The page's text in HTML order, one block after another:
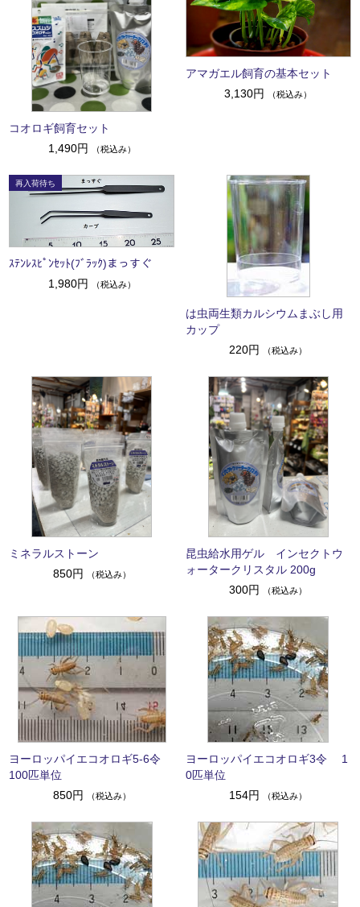
コオロギ飼育セット
1,490円
（税込み）
アマガエル飼育の基本セット
3,130円
（税込み）
ｽﾃﾝﾚｽﾋﾟﾝｾｯﾄ(ﾌﾞﾗｯｸ)まっすぐ
1,980円
（税込み）
は虫両生類カルシウムまぶし用
カップ
220円
（税込み）
ミネラルストーン
850円
（税込み）
昆虫給水用ゲル インセクトウ
ォータークリスタル 200g
300円
（税込み）
ヨーロッパイエコオロギ5-6令
100匹単位
850円
（税込み）
ヨーロッパイエコオロギ3令 1
0匹単位
154円
（税込み）